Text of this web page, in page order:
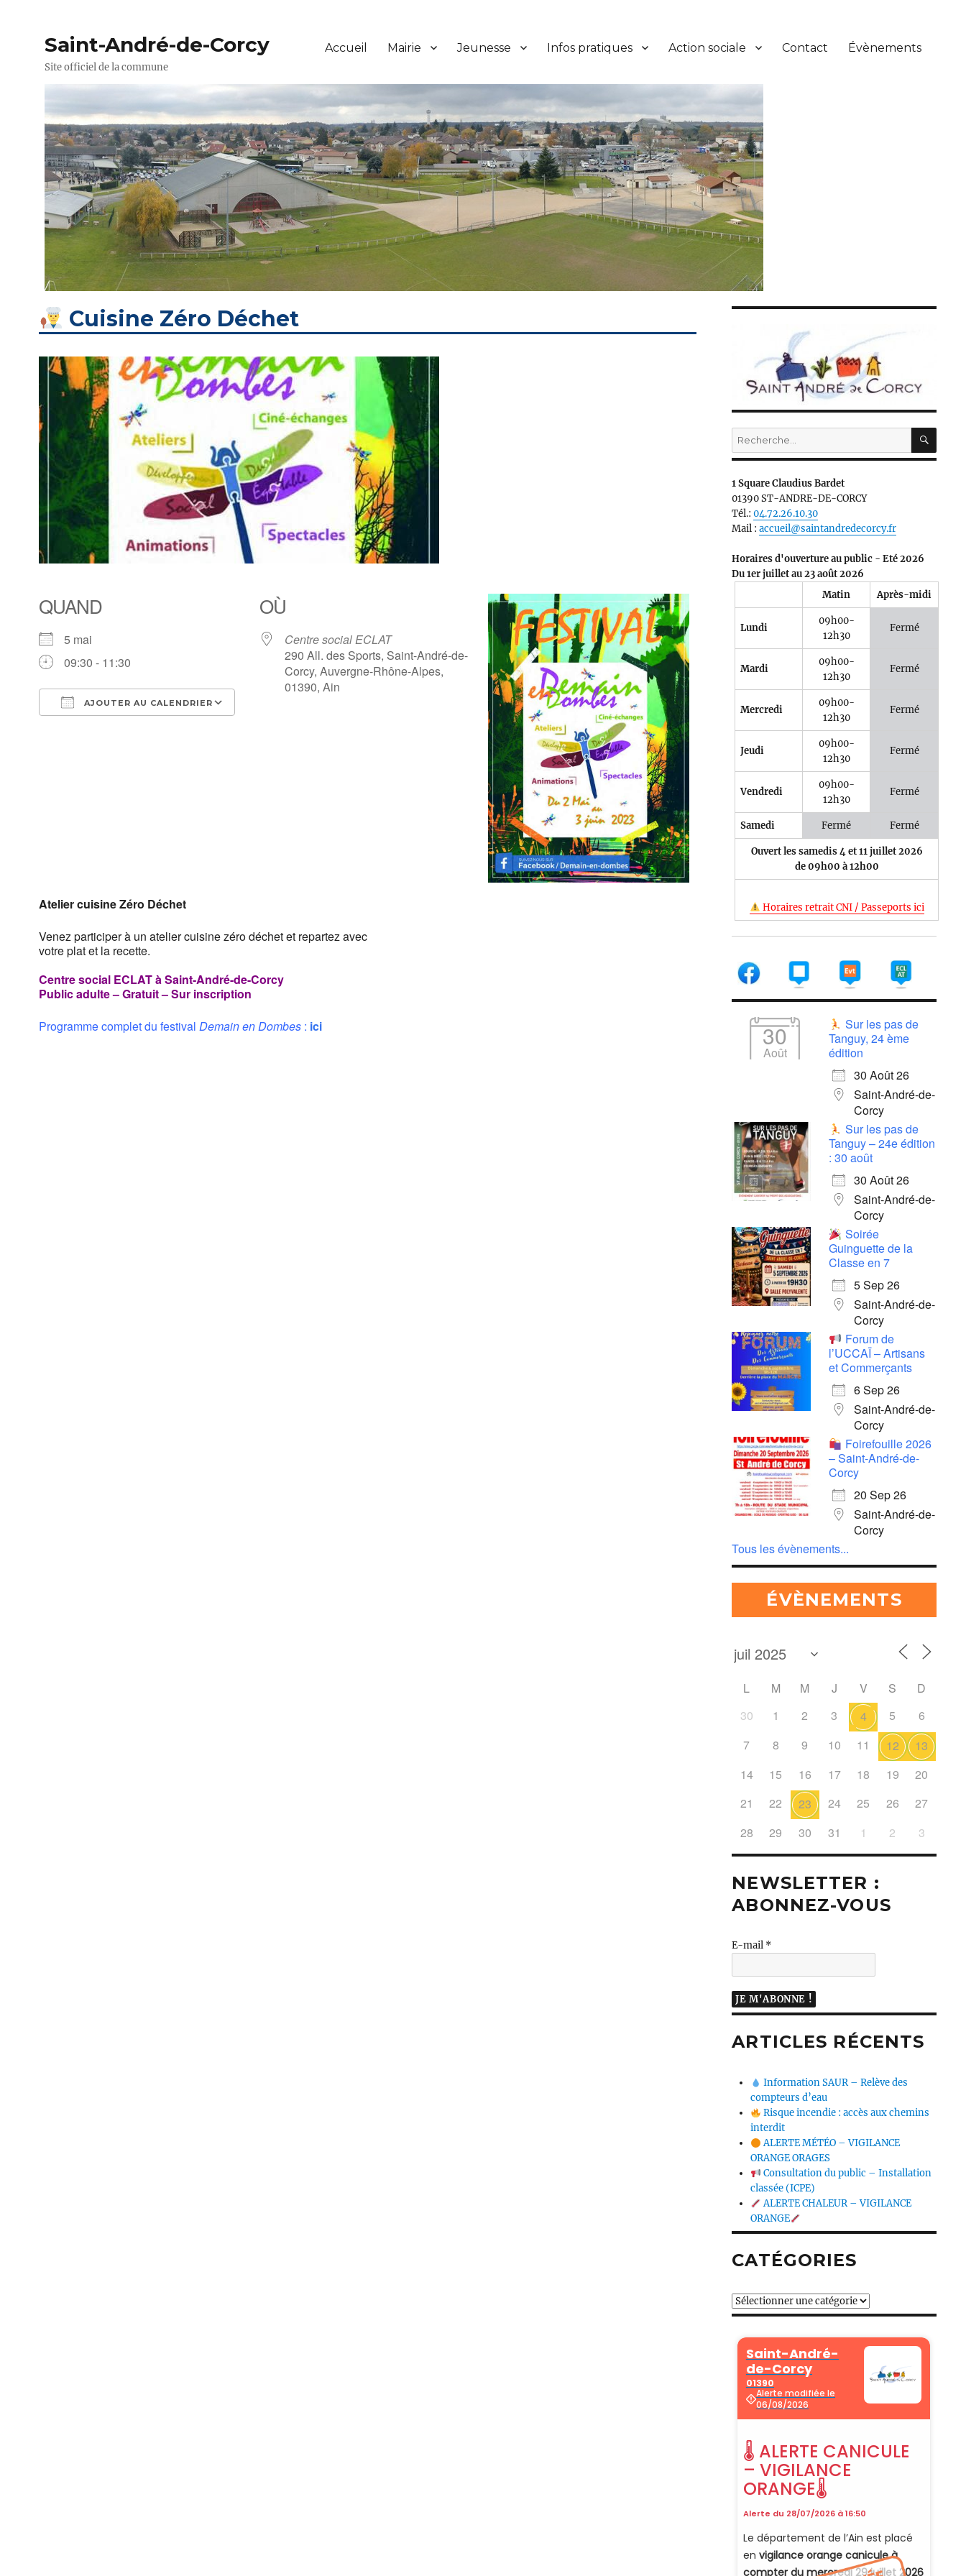
Saint-André-de-Corcy
Site officiel de la commune
Accueil Mairie Jeunesse Infos pratiques Action sociale Contact Évènements
Cuisine Zéro Déchet
QUAND
5 mai
09:30 - 11:30
AJOUTER AU CALENDRIER
Office 365 Outlook Live
OÙ
Centre social ECLAT
290 All. des Sports, Saint-André-de-
Corcy, Auvergne-Rhône-Alpes,
01390, Ain
AteliercuisineZéro Déchet
Venez participer à un ateliercuisinezéro déchet et repartez avec
votre plat et la recette.
Centre social ECLAT à Saint-André-de-Corcy
Public adulte – Gratuit – Sur inscription
Programme complet du festival Demain en Dombes: ici
Recherche
pour :
1 Square Claudius Bardet
01390 ST-ANDRE-DE-CORCY
Tél.:04.72.26.10.30
Mail :accueil@saintandredecorcy.fr
Horaires d'ouverture au public - Eté 2026
Du 1er juillet au 23 août 2026
Matin
Après-midi
Lundi
09h00-
12h30
Fermé
Mardi
09h00-
12h30
Fermé
Mercredi
09h00-
12h30
Fermé
Jeudi
09h00-
12h30
Fermé
Vendredi
09h00-
12h30
Fermé
Samedi Fermé Fermé
Ouvert les samedis 4 et 11 juillet 2026
de 09h00 à 12h00
Horaires retrait CNI / Passeports ici
30
Août
Sur les pas de
Tanguy, 24 ème
édition
30 Août 26
Saint-André-de-
Corcy
Sur les pas de
Tanguy – 24e édition
: 30 août
30 Août 26
Saint-André-de-
Corcy
Soirée
Guinguette de la
Classe en 7
5 Sep 26
Saint-André-de-
Corcy
Forum de
l’UCCAÏ – Artisans
et Commerçants
6 Sep 26
Saint-André-de-
Corcy
Foirefouille 2026
– Saint-André-de-
Corcy
20 Sep 26
Saint-André-de-
Corcy
Tous les évènements...
ÉVÈNEMENTS
L M M J V S
D
30
1 2 3 4 5
6
7
8 9 10 11 12
13
14
15 16 17 18 19
20
21
22 23 24 25 26
27
28
29 30 31 1 2 3
NEWSLETTER :
ABONNEZ-VOUS
E-mail *
ARTICLES RÉCENTS
Information SAUR – Relève des
compteurs d’eau
Risque incendie : accès aux chemins
interdit
ALERTE MÉTÉO – VIGILANCE
ORANGE ORAGES
Consultation du public – Installation
classée (ICPE)
ALERTE CHALEUR – VIGILANCE
ORANGE
CATÉGORIES
Catégories